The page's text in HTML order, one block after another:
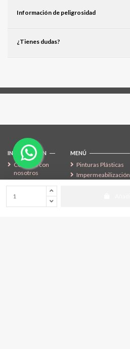
Información de peligrosidad
¿Tienes dudas?
INFORMACIÓN
Contacta con
nosotros
Málaga Sol
MENÚ
Pinturas Plásticas
Impermeabilización